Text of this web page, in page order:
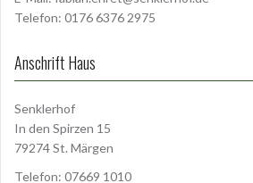
Telefon: 0176 6376 2975
Anschrift Haus
Senklerhof
In den Spirzen 15
79274 St. Märgen
Telefon: 07669 1010